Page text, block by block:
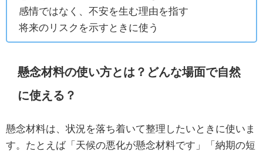
感情ではなく、不安を生む理由を指す
将来のリスクを示すときに使う
懸念材料の使い方とは？どんな場面で自然
に使える？
懸念材料は、状況を落ち着いて整理したいときに使いま
す。たとえば「天候の悪化が懸念材料です」「納期の短